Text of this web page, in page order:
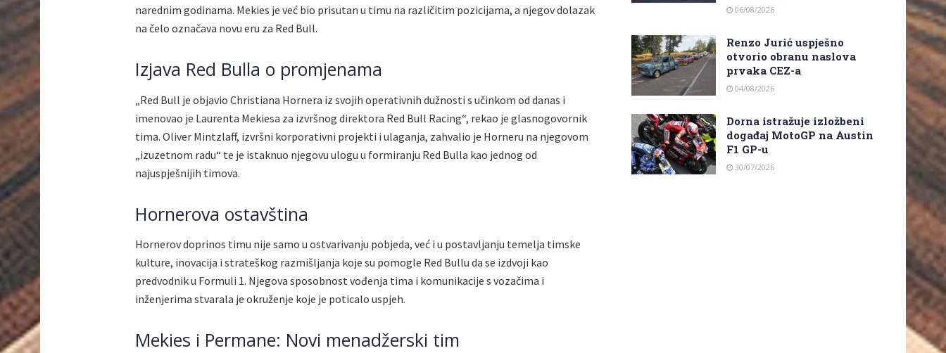
narednim godinama. Mekies je već bio prisutan u timu na različitim pozicijama, a njegov dolazak
na čelo označava novu eru za Red Bull.
Izjava Red Bulla o promjenama
„Red Bull je objavio Christiana Hornera iz svojih operativnih dužnosti s učinkom od danas i
imenovao je Laurenta Mekiesa za izvršnog direktora Red Bull Racing“, rekao je glasnogovornik
tima. Oliver Mintzlaff, izvršni korporativni projekti i ulaganja, zahvalio je Horneru na njegovom
„izuzetnom radu“ te je istaknuo njegovu ulogu u formiranju Red Bulla kao jednog od
najuspješnijih timova.
Hornerova ostavština
Hornerov doprinos timu nije samo u ostvarivanju pobjeda, već i u postavljanju temelja timske
kulture, inovacija i strateškog razmišljanja koje su pomogle Red Bullu da se izdvoji kao
predvodnik u Formuli 1. Njegova sposobnost vođenja tima i komunikacije s vozačima i
inženjerima stvarala je okruženje koje je poticalo uspjeh.
Mekies i Permane: Novi menadžerski tim
06/08/2026
Renzo Jurić uspješno
otvorio obranu naslova
prvaka CEZ-a
04/08/2026
Dorna istražuje izložbeni
događaj MotoGP na Austin
F1 GP-u
30/07/2026